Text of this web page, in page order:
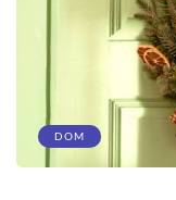
DOM